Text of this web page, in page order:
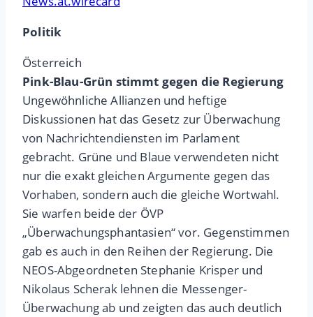
Politik
Österreich
Pink-Blau-Grün stimmt gegen die Regierung
Ungewöhnliche Allianzen und heftige
Diskussionen hat das Gesetz zur Überwachung
von Nachrichtendiensten im Parlament
gebracht. Grüne und Blaue verwendeten nicht
nur die exakt gleichen Argumente gegen das
Vorhaben, sondern auch die gleiche Wortwahl.
Sie warfen beide der ÖVP
„Überwachungsphantasien“ vor. Gegenstimmen
gab es auch in den Reihen der Regierung. Die
NEOS-Abgeordneten Stephanie Krisper und
Nikolaus Scherak lehnen die Messenger-
Überwachung ab und zeigten das auch deutlich